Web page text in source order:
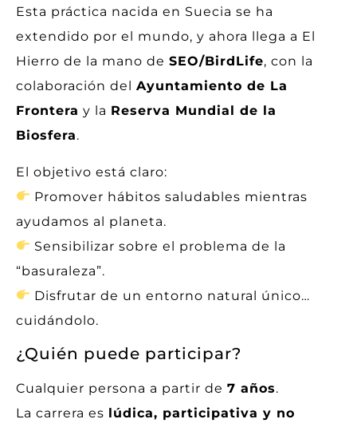
Esta práctica nacida en Suecia se ha
extendido por el mundo, y ahora llega a El
Hierro de la mano de SEO/BirdLife, con la
colaboración del Ayuntamiento de La
Frontera y la Reserva Mundial de la
Biosfera.
El objetivo está claro:
Promover hábitos saludables mientras
ayudamos al planeta.
Sensibilizar sobre el problema de la
“basuraleza”.
Disfrutar de un entorno natural único…
cuidándolo.
¿Quién puede participar?
Cualquier persona a partir de 7 años.
La carrera es lúdica, participativa y no